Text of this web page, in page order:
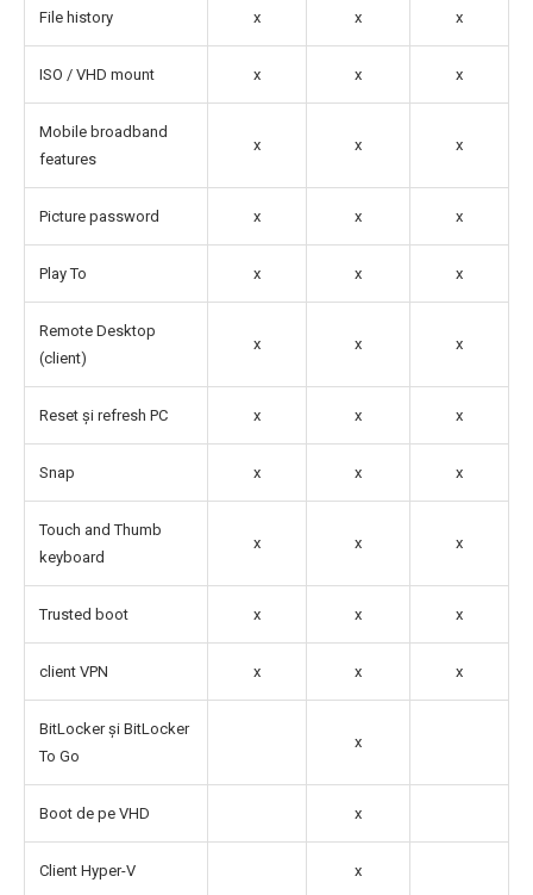
File history x x x
ISO / VHD mount x x x
Mobile broadband
features
x x x
Picture password x x x
Play To x x x
Remote Desktop
(client)
x x x
Reset și refresh PC x x x
Snap x x x
Touch and Thumb
keyboard
x x x
Trusted boot x x x
client VPN x x x
BitLocker și BitLocker
To Go
x
Boot de pe VHD x
Client Hyper-V x